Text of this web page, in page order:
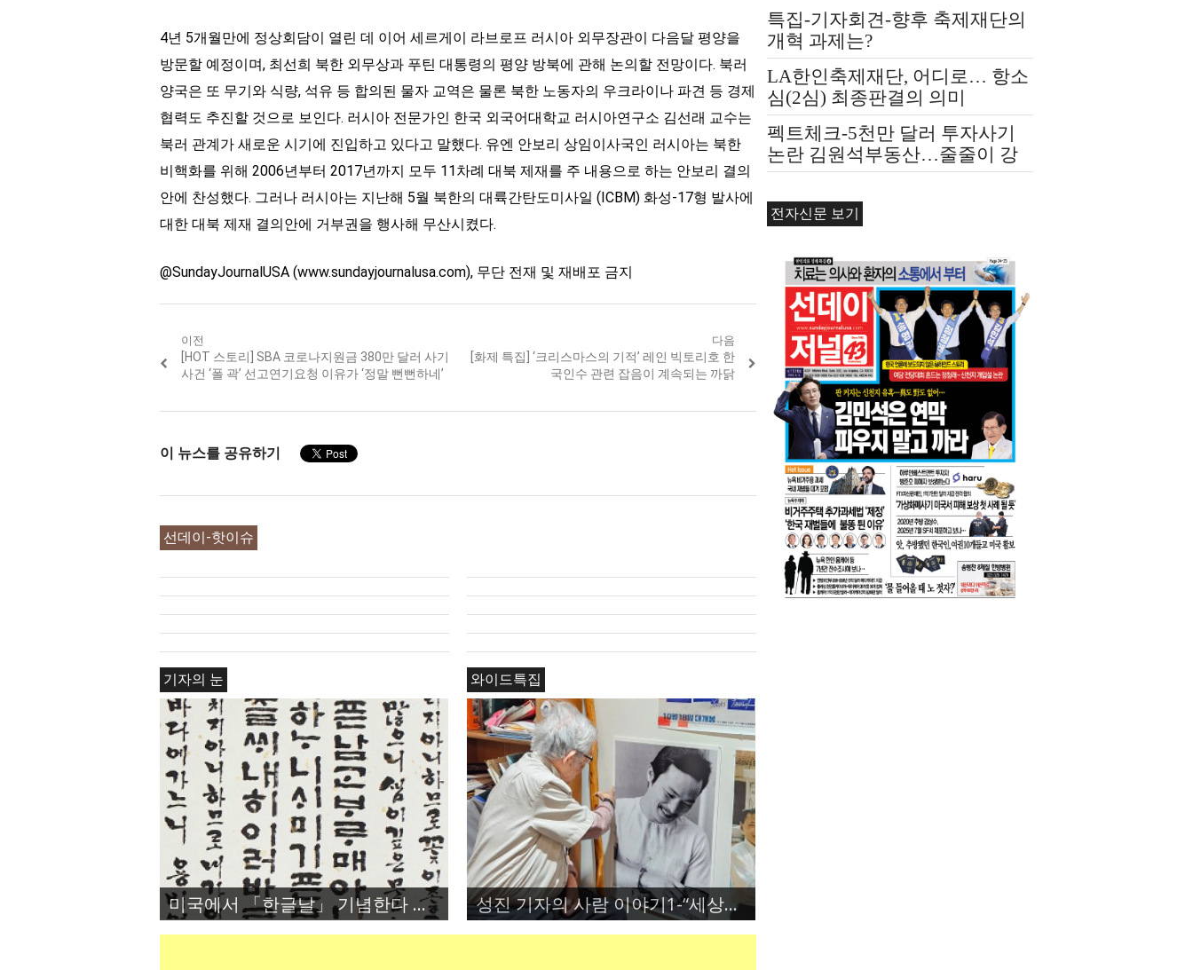
4년 5개월만에 정상회담이 열린 데 이어 세르게이 라브로프 러시아 외무장관이 다음달 평양을
방문할 예정이며, 최선희 북한 외무상과 푸틴 대통령의 평양 방북에 관해 논의할 전망이다. 북러
양국은 또 무기와 식량, 석유 등 합의된 물자 교역은 물론 북한 노동자의 우크라이나 파견 등 경제
협력도 추진할 것으로 보인다. 러시아 전문가인 한국 외국어대학교 러시아연구소 김선래 교수는
북러 관계가 새로운 시기에 진입하고 있다고 말했다. 유엔 안보리 상임이사국인 러시아는 북한
비핵화를 위해 2006년부터 2017년까지 모두 11차례 대북 제재를 주 내용으로 하는 안보리 결의
안에 찬성했다. 그러나 러시아는 지난해 5월 북한의 대륙간탄도미사일 (ICBM) 화성-17형 발사에
대한 대북 제재 결의안에 거부권을 행사해 무산시켰다.
@SundayJournalUSA (www.sundayjournalusa.com), 무단 전재 및 재배포 금지
Post
navigation
이전
Previous
post:
[HOT 스토리] SBA 코로나지원금 380만 달러 사기
사건 ‘폴 곽’ 선고연기요청 이유가 ‘정말 뻔뻔하네’
다음
Next
[화제 특집] ‘크리스마스의 기적’ 레인 빅토리호 한
국인수 관련 잡음이 계속되는 까닭
이 뉴스를 공유하기
선데이-핫이슈
기자의 눈
미국에서 「한글날」 기념한다 한글날 지정 결의안(ACR 109) 가결
와이드특집
성진 기자의 사람 이야기1-“세상을 바꾼 언론인” 이경원 대기자
특집-기자회견-향후 축제재단의
개혁 과제는?
LA한인축제재단, 어디로… 항소
심(2심) 최종판결의 의미
펙트체크-5천만 달러 투자사기
논란 김원석부동산…줄줄이 강
제경매
전자신문 보기